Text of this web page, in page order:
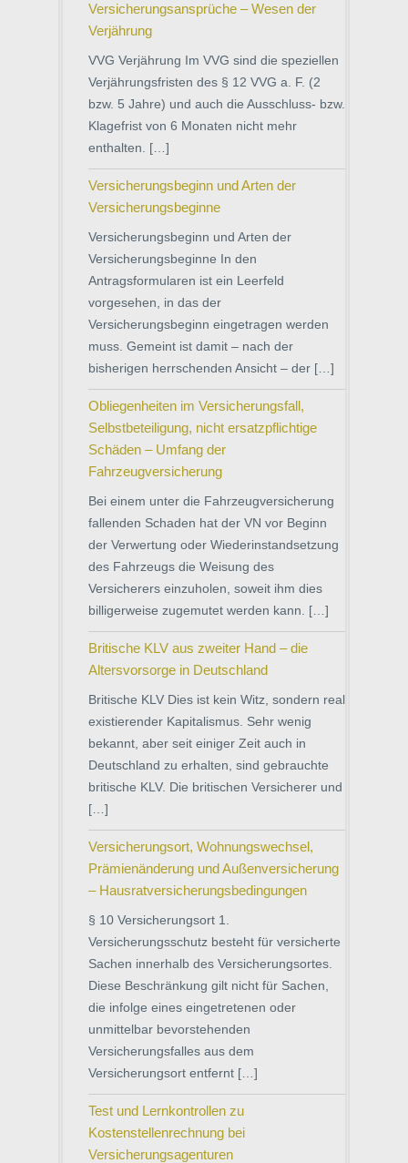
Versicherungsansprüche – Wesen der
Verjährung
VVG Verjährung Im VVG sind die speziellen
Verjährungsfristen des § 12 VVG a. F. (2
bzw. 5 Jahre) und auch die Ausschluss- bzw.
Klagefrist von 6 Monaten nicht mehr
enthalten. […]
Versicherungsbeginn und Arten der
Versicherungsbeginne
Versicherungsbeginn und Arten der
Versicherungsbeginne In den
Antragsformularen ist ein Leerfeld
vorgesehen, in das der
Versicherungsbeginn eingetragen werden
muss. Gemeint ist damit – nach der
bisherigen herrschenden Ansicht – der […]
Obliegenheiten im Versicherungsfall,
Selbstbeteiligung, nicht ersatzpflichtige
Schäden – Umfang der
Fahrzeugversicherung
Bei einem unter die Fahrzeugversicherung
fallenden Schaden hat der VN vor Beginn
der Verwertung oder Wiederinstandsetzung
des Fahrzeugs die Weisung des
Versicherers einzuholen, soweit ihm dies
billigerweise zugemutet werden kann. […]
Britische KLV aus zweiter Hand – die
Altersvorsorge in Deutschland
Britische KLV Dies ist kein Witz, sondern real
existierender Kapitalismus. Sehr wenig
bekannt, aber seit einiger Zeit auch in
Deutschland zu erhalten, sind gebrauchte
britische KLV. Die britischen Versicherer und
[…]
Versicherungsort, Wohnungswechsel,
Prämienänderung und Außenversicherung
– Hausratversicherungsbedingungen
§ 10 Versicherungsort 1.
Versicherungsschutz besteht für versicherte
Sachen innerhalb des Versicherungsortes.
Diese Beschränkung gilt nicht für Sachen,
die infolge eines eingetretenen oder
unmittelbar bevorstehenden
Versicherungsfalles aus dem
Versicherungsort entfernt […]
Test und Lernkontrollen zu
Kostenstellenrechnung bei
Versicherungsagenturen